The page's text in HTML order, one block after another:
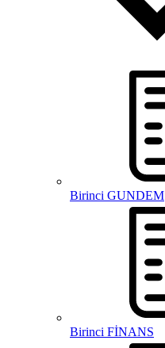
Birinci GUNDEM
Birinci FİNANS